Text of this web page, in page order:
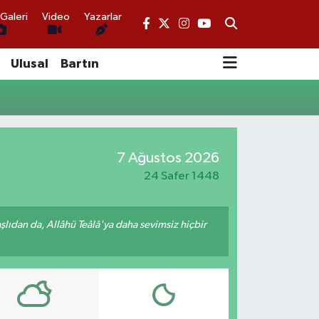
Video Yazarlar
Ulusal Bartın
7 Ağustos 2026
24 Safer 1448
da, Allâhü Teâlâ'ya daha sevimsiz hiçbir